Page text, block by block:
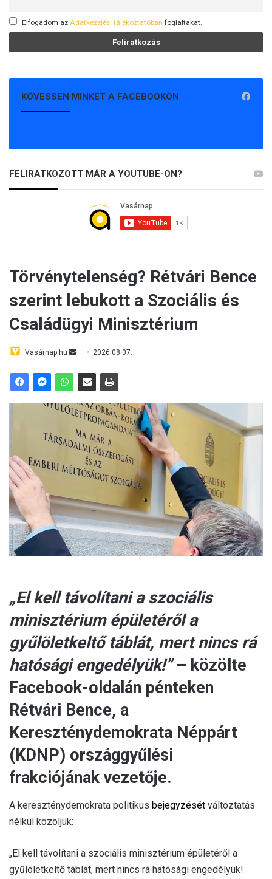
Elfogadom az Adatkezelési tájékoztatóban foglaltakat.
KÖVESSEN MINKET A FACEBOOKON
FELIRATKOZOTT MÁR A YOUTUBE-ON?